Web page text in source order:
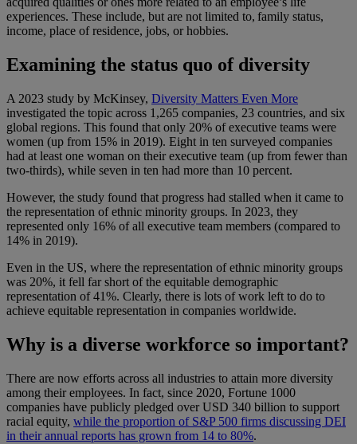
experiences. These include, but are not limited to, family status,
income, place of residence, jobs, or hobbies.
Examining the status quo of diversity
A 2023 study by McKinsey, Diversity Matters Even More
investigated the topic across 1,265 companies, 23 countries, and six
global regions. This found that only 20% of executive teams were
women (up from 15% in 2019). Eight in ten surveyed companies
had at least one woman on their executive team (up from fewer than
two-thirds), while seven in ten had more than 10 percent.
However, the study found that progress had stalled when it came to
the representation of ethnic minority groups. In 2023, they
represented only 16% of all executive team members (compared to
14% in 2019).
Even in the US, where the representation of ethnic minority groups
was 20%, it fell far short of the equitable demographic
representation of 41%. Clearly, there is lots of work left to do to
achieve equitable representation in companies worldwide.
Why is a diverse workforce so important?
There are now efforts across all industries to attain more diversity
among their employees. In fact, since 2020, Fortune 1000
companies have publicly pledged over USD 340 billion to support
racial equity, while the proportion of S&P 500 firms discussing DEI
in their annual reports has grown from 14 to 80%.